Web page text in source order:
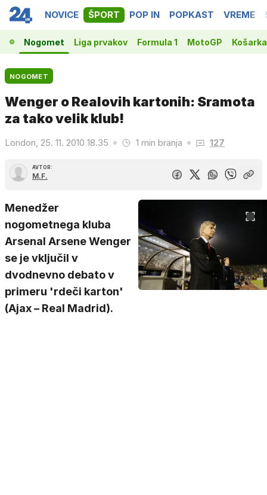
NOVICE ŠPORT POP IN POPKAST VREME
Nogomet Liga prvakov Formula 1 MotoGP Košarka
NOGOMET
Wenger o Realovih kartonih: Sramota
za tako velik klub!
London, 25. 11. 2010 18.35 1 min branja 127
AVTOR:
M.F.
Menedžer
nogometnega kluba
Arsenal Arsene Wenger
se je vključil v
dvodnevno debato v
primeru 'rdeči karton'
(Ajax – Real Madrid).